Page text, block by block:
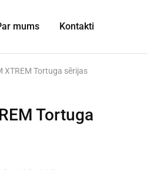
mums Kontakti
XTREM Tortuga sērijas
Tortuga